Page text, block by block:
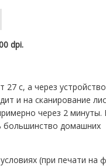
dpi.
с, а через
и на сканирование
через 2
большинство домашних
(при печати на